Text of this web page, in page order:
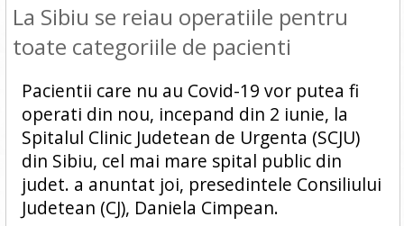
La Sibiu se reiau operatiile pentru
toate categoriile de pacienti
Pacientii care nu au Covid-19 vor putea fi
operati din nou, incepand din 2 iunie, la
Spitalul Clinic Judetean de Urgenta (SCJU)
din Sibiu, cel mai mare spital public din
judet. a anuntat joi, presedintele Consiliului
Judetean (CJ), Daniela Cimpean.